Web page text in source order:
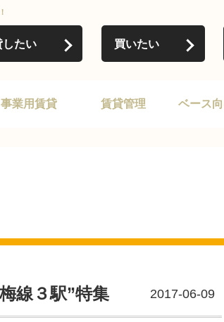
したい 買いたい
事業用賃貸 賃貸管理 ベース
線３駅”特集 2017-06-09